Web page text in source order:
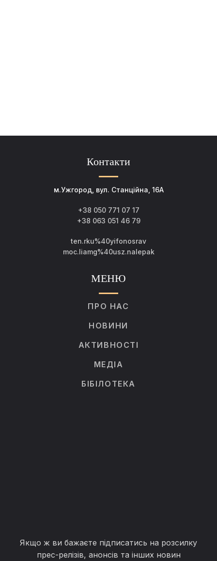
Контакти
м.Ужгород, вул. Станційна, 16А
+38 050 771 07 17
+38 063 051 46 79
ten.rku%40yifonosrav
moc.liamg%40usz.nalepak
МЕНЮ
ПРО НАС
НОВИНИ
АКТИВНОСТІ
МЕДІА
БІБІЛОТЕКА
Якщо ж ви бажаєте підписатись на розсилку
прес-релізів, анонсів та інших новин